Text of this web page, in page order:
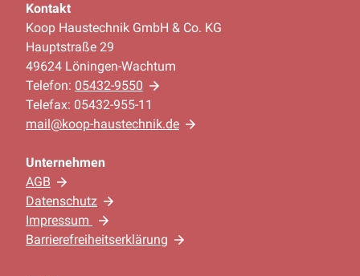
Kontakt
Koop Haustechnik GmbH & Co. KG
Hauptstraße 29
49624 Löningen-Wachtum
Telefon: 05432-9550
Telefax: 05432-955-11
mail@koop-haustechnik.de
Unternehmen
AGB
Datenschutz
Impressum
Barrierefreiheitserklärung